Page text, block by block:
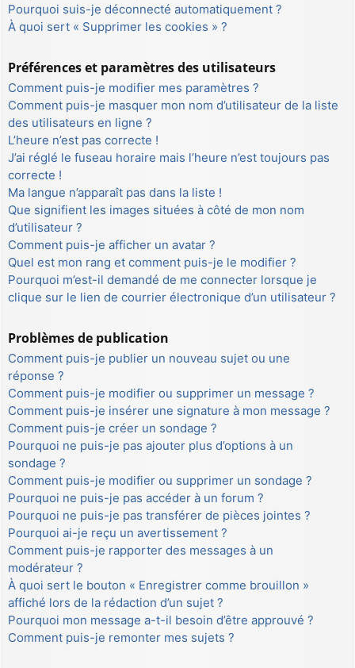
Pourquoi suis-je déconnecté automatiquement ?
À quoi sert « Supprimer les cookies » ?
Préférences et paramètres des utilisateurs
Comment puis-je modifier mes paramètres ?
Comment puis-je masquer mon nom d’utilisateur de la liste
des utilisateurs en ligne ?
L’heure n’est pas correcte !
J’ai réglé le fuseau horaire mais l’heure n’est toujours pas
correcte !
Ma langue n’apparaît pas dans la liste !
Que signifient les images situées à côté de mon nom
d’utilisateur ?
Comment puis-je afficher un avatar ?
Quel est mon rang et comment puis-je le modifier ?
Pourquoi m’est-il demandé de me connecter lorsque je
clique sur le lien de courrier électronique d’un utilisateur ?
Problèmes de publication
Comment puis-je publier un nouveau sujet ou une
réponse ?
Comment puis-je modifier ou supprimer un message ?
Comment puis-je insérer une signature à mon message ?
Comment puis-je créer un sondage ?
Pourquoi ne puis-je pas ajouter plus d’options à un
sondage ?
Comment puis-je modifier ou supprimer un sondage ?
Pourquoi ne puis-je pas accéder à un forum ?
Pourquoi ne puis-je pas transférer de pièces jointes ?
Pourquoi ai-je reçu un avertissement ?
Comment puis-je rapporter des messages à un
modérateur ?
À quoi sert le bouton « Enregistrer comme brouillon »
affiché lors de la rédaction d’un sujet ?
Pourquoi mon message a-t-il besoin d’être approuvé ?
Comment puis-je remonter mes sujets ?